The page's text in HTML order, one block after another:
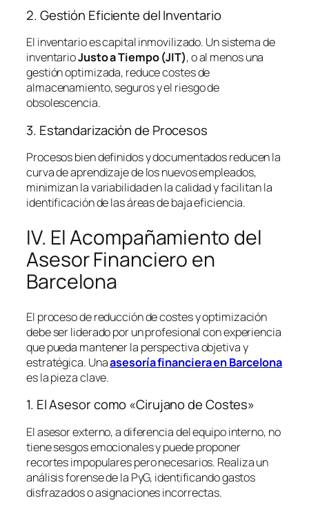
2. Gestión Eficiente del Inventario
El inventario es capital inmovilizado. Un sistema de
inventarioJusto a Tiempo (JIT), o al menos una
gestión optimizada, reduce costes de
almacenamiento, seguros y el riesgo de
obsolescencia.
3. Estandarización de Procesos
Procesos bien definidos y documentados reducen la
curva de aprendizaje de los nuevos empleados,
minimizan la variabilidad en la calidad y facilitan la
identificación de las áreas de baja eficiencia.
IV. El Acompañamiento del
Asesor Financiero en
Barcelona
El proceso de reducción de costes y optimización
debe ser liderado por un profesional con experiencia
que pueda mantener la perspectiva objetiva y
estratégica. Unaasesoría financiera en Barcelona
es la pieza clave.
1. El Asesor como «Cirujano de Costes»
El asesor externo, a diferencia del equipo interno, no
tiene sesgos emocionales y puede proponer
recortes impopulares pero necesarios. Realiza un
análisis forense de la PyG, identificando gastos
disfrazados o asignaciones incorrectas.